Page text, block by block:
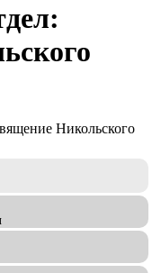
Никольского